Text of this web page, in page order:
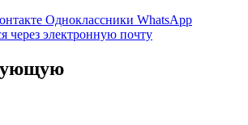
Одноклассники WhatsApp
через электронную почту